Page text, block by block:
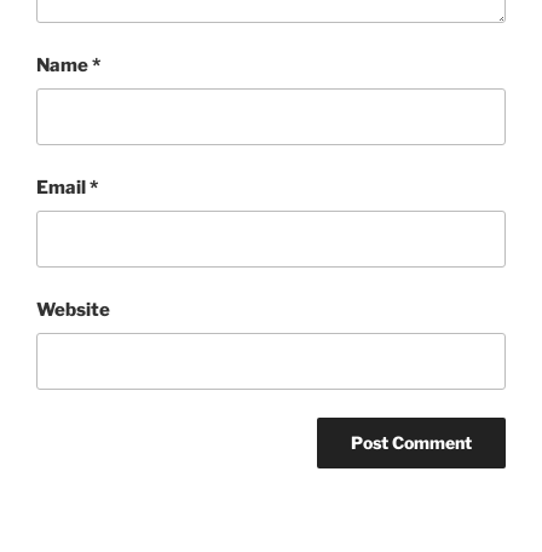
Name*
Email*
Website